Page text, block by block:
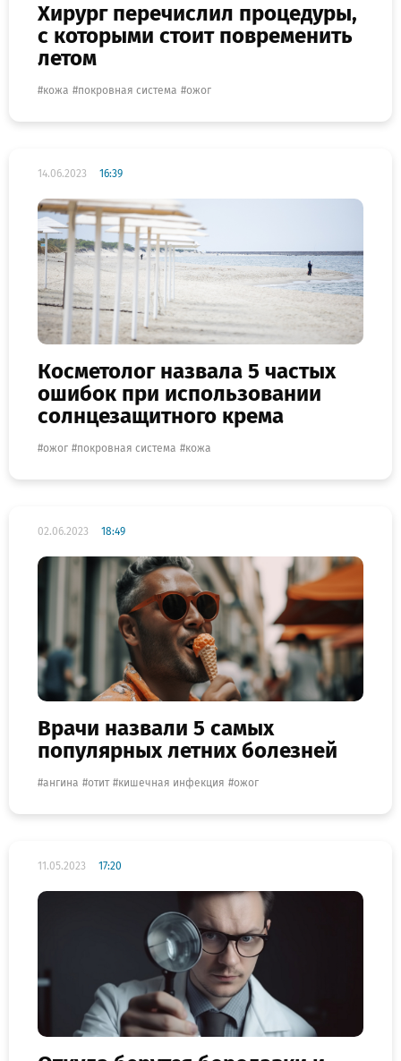
Хирург перечислил процедуры,
с которыми стоит повременить
летом
кожа покровная система ожог
14.06.2023 16:39
Косметолог назвала 5 частых
ошибок при использовании
солнцезащитного крема
ожог покровная система кожа
02.06.2023 18:49
Врачи назвали 5 самых
популярных летних болезней
ангина отит кишечная инфекция ожог
11.05.2023 17:20